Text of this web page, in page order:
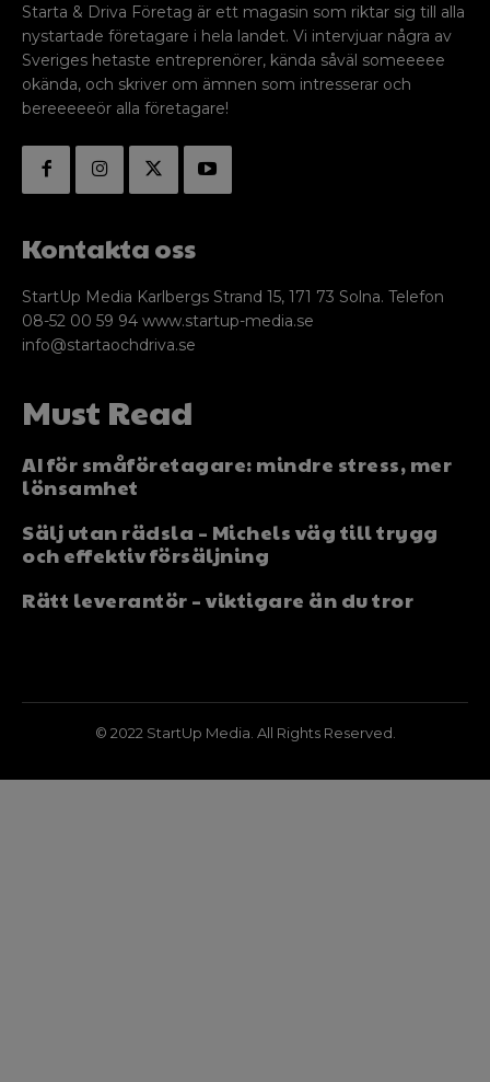
Starta & Driva Företag är ett magasin som riktar sig till alla
nystartade företagare i hela landet. Vi intervjuar några av
Sveriges hetaste entreprenörer, kända såväl someeeee
okända, och skriver om ämnen som intresserar och
bereeeeeör alla företagare!
Kontakta oss
StartUp Media Karlbergs Strand 15, 171 73 Solna. Telefon
08-52 00 59 94 www.startup-media.se
info@startaochdriva.se
Must Read
AI för småföretagare: mindre stress, mer
lönsamhet
Sälj utan rädsla – Michels väg till trygg
och effektiv försäljning
Rätt leverantör – viktigare än du tror
© 2022 StartUp Media. All Rights Reserved.